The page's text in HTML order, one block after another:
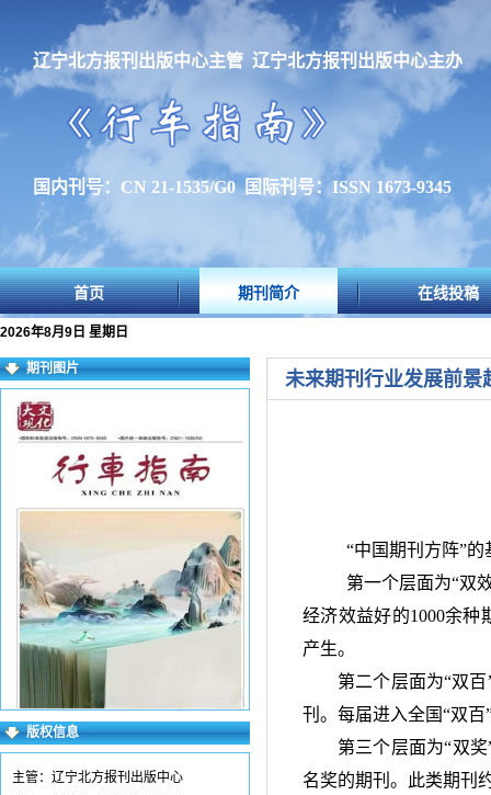
辽宁北方报刊出版中心主管 辽宁北方报刊出版中心主办
国内刊号：CN 21-1535/G0 国际刊号：ISSN 1673-9345
首页 期刊简介 在线投稿
2026年8月9日 星期日
期刊图片
版权信息
主管：辽宁北方报刊出版中心
未来期刊行业发展前景
“中国期刊方阵”
第一个层面为“双
经济效益好的1000余种
产生。
第二个层面为“双
刊。每届进入全国“双
第三个层面为“双
名奖的期刊。此类期刊